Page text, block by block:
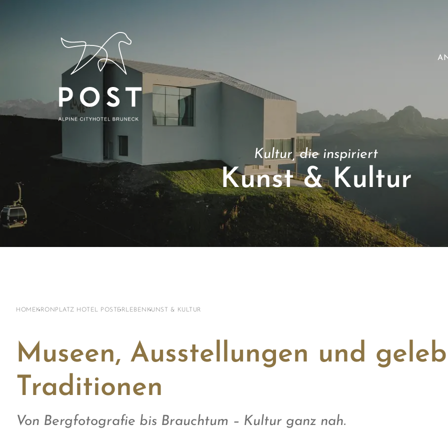
Kultur, die inspiriert
Kunst & Kultur
HOME KRONPLATZ HOTEL POST ERLEBEN KUNST & KULTUR
Museen, Ausstellungen und
Traditionen
Von Bergfotografie bis Brauchtum – Kultur ganz nah.